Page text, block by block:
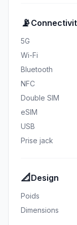
📡
5G
Wi-Fi
Bluetooth
NFC
Double SIM
eSIM
USB
Prise jack
📐 Design
Poids
Dimensions